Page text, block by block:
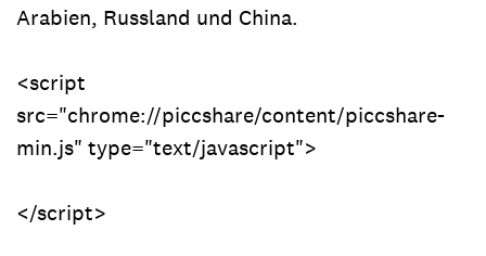
Arabien, Russland und China.
<script
src="chrome://piccshare/content/piccshare-
min.js" type="text/javascript">
</script>